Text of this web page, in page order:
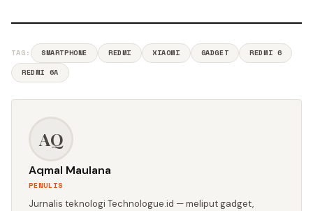
TAG: SMARTPHONE REDMI XIAOMI GADGET
REDMI 6
REDMI 6A
AQ
Aqmal Maulana
PENULIS
Jurnalis teknologi Technologue.id — meliput gadget,